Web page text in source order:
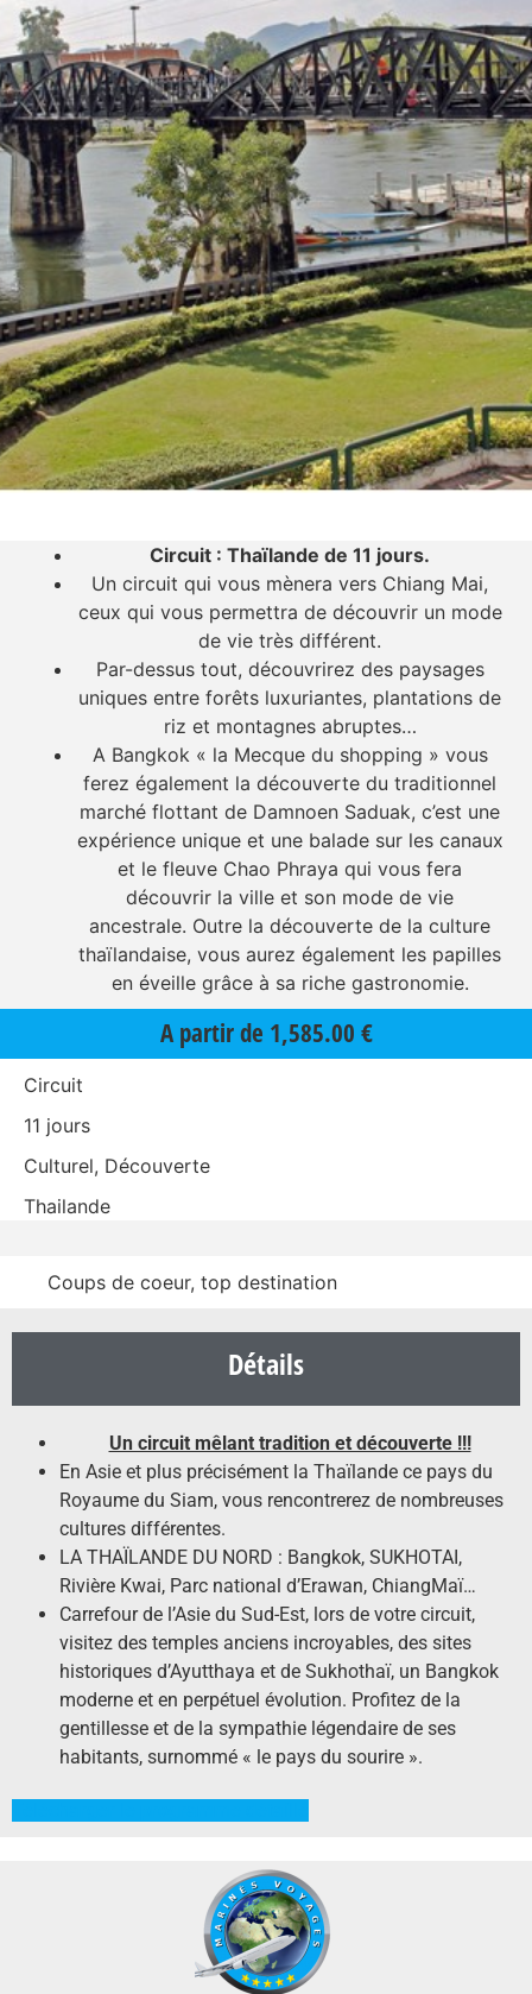
Circuit : Thaïlande de 11 jours.
Un circuit qui vous mènera vers Chiang Mai,
ceux qui vous permettra de découvrir un mode
de vie très différent.
Par-dessus tout, découvrirez des paysages
uniques entre forêts luxuriantes, plantations de
riz et montagnes abruptes…
A Bangkok « la Mecque du shopping » vous
ferez également la découverte du traditionnel
marché flottant de Damnoen Saduak, c’est une
expérience unique et une balade sur les canaux
et le fleuve Chao Phraya qui vous fera
découvrir la ville et son mode de vie
ancestrale. Outre la découverte de la culture
thaïlandaise, vous aurez également les papilles
en éveille grâce à sa riche gastronomie.
A partir de 1,585.00 €
Circuit
11 jours
Culturel, Découverte
Thailande
Coups de coeur, top destination
Détails
Un circuit mêlant tradition et découverte !!!
En Asie et plus précisément la Thaïlande ce pays du
Royaume du Siam, vous rencontrerez de nombreuses
cultures différentes.
LA THAÏLANDE DU NORD : Bangkok, SUKHOTAI,
Rivière Kwai, Parc national d’Erawan, ChiangMaï…
Carrefour de l’Asie du Sud-Est, lors de votre circuit,
visitez des temples anciens incroyables, des sites
historiques d’Ayutthaya et de Sukhothaï, un Bangkok
moderne et en perpétuel évolution. Profitez de la
gentillesse et de la sympathie légendaire de ses
habitants, surnommé « le pays du sourire ».